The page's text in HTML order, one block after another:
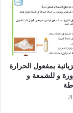
بمفعول الحرارة
و للشمعة و